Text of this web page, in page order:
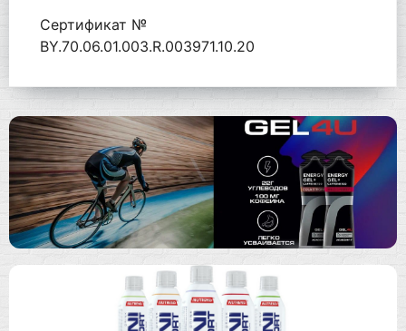
Сертификат №
BY.70.06.01.003.R.003971.10.20